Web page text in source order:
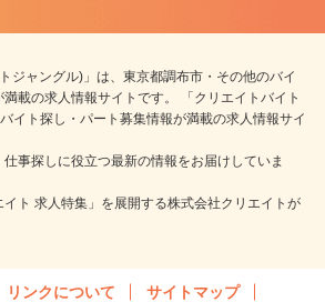
ジャングル)」は、東京都調布市・その他のバイ
満載の求人情報サイトです。 「クリエイトバイト
イト探し・パート募集情報が満載の求人情報サイ
事探しに役立つ最新の情報をお届けしていま
ト 求人特集」を展開する株式会社クリエイトが
リンクについて サイトマップ